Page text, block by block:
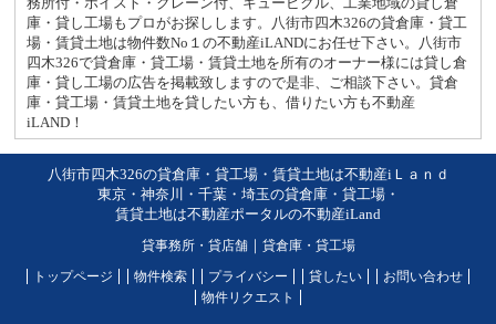
務所付・ホイスト・クレーン付、キュービクル、工業地域の貸し倉
庫・貸し工場もプロがお探しします。八街市四木326の貸倉庫・貸工
場・賃貸土地は物件数No１の不動産iLANDにお任せ下さい。八街市
四木326で貸倉庫・貸工場・賃貸土地を所有のオーナー様には貸し倉
庫・貸し工場の広告を掲載致しますので是非、ご相談下さい。貸倉
庫・貸工場・賃貸土地を貸したい方も、借りたい方も不動産
iLAND！
八街市四木326の貸倉庫・貸工場・賃貸土地は不動産iＬａｎｄ
東京・神奈川・千葉・埼玉の貸倉庫・貸工場・
賃貸土地は不動産ポータルの不動産iLand
貸事務所・貸店舗｜ 貸倉庫・貸工場
トップページ
物件検索 プライバシー 貸したい
お問い合わせ
物件リクエスト